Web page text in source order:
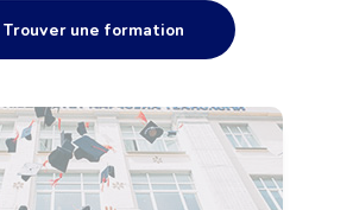
Trouver une formation